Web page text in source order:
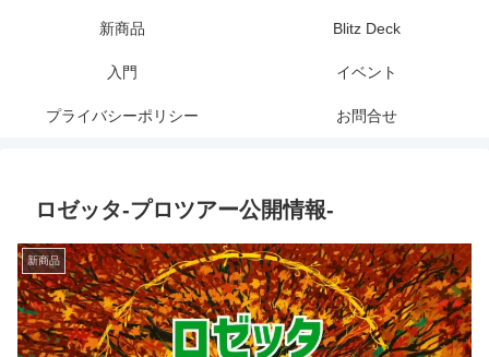
新商品 Blitz Deck
入門 イベント
プライバシーポリシー お問合せ
ロゼッタ-プロツアー公開情報-
新商品